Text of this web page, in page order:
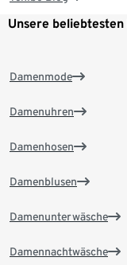
Unsere
Damenmode
Damenuhren
Damenhosen
Damenblusen
Damenunterwäsche
Damennachtwäsche